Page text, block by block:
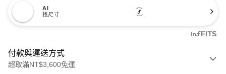
AI
找尺寸
付款與運送方式
超取滿NT$3,600免運